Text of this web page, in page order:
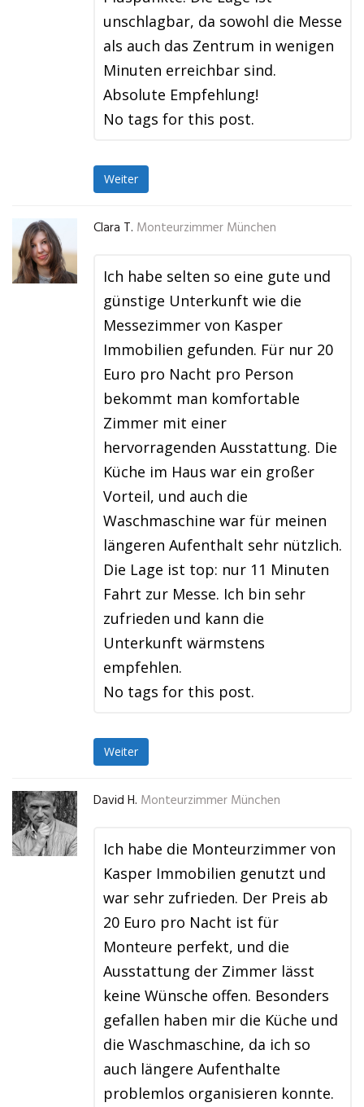
unschlagbar, da sowohl die Messe
als auch das Zentrum in wenigen
Minuten erreichbar sind.
Absolute Empfehlung!
No tags for this post.
Weiter
Clara T. Monteurzimmer München
Ich habe selten so eine gute und
günstige Unterkunft wie die
Messezimmer von Kasper
Immobilien gefunden. Für nur 20
Euro pro Nacht pro Person
bekommt man komfortable
Zimmer mit einer
hervorragenden Ausstattung. Die
Küche im Haus war ein großer
Vorteil, und auch die
Waschmaschine war für meinen
längeren Aufenthalt sehr nützlich.
Die Lage ist top: nur 11 Minuten
Fahrt zur Messe. Ich bin sehr
zufrieden und kann die
Unterkunft wärmstens
empfehlen.
No tags for this post.
Weiter
David H. Monteurzimmer München
Ich habe die Monteurzimmer von
Kasper Immobilien genutzt und
war sehr zufrieden. Der Preis ab
20 Euro pro Nacht ist für
Monteure perfekt, und die
Ausstattung der Zimmer lässt
keine Wünsche offen. Besonders
gefallen haben mir die Küche und
die Waschmaschine, da ich so
auch längere Aufenthalte
problemlos organisieren konnte.